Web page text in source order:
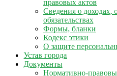
правовых актов
Сведения о доходах,
обязательствах
Формы, бланки
Кодекс этики
О защите
Устав города
Документы
Нормативно-